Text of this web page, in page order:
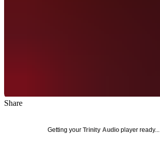
Share
Getting your Trinity Audio player ready...